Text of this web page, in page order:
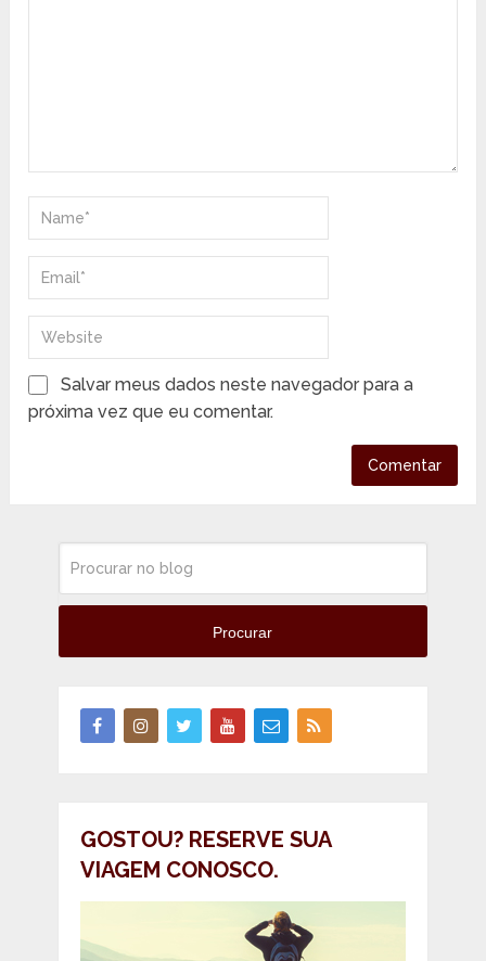
Salvar meus dados neste navegador para a
próxima vez que eu comentar.
Procurar
GOSTOU? RESERVE SUA
VIAGEM CONOSCO.